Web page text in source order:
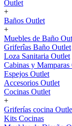
Outlet
+
Baños Outlet
+
Muebles de Baño
Griferîas Baño Outlet
Loza Sanitaria Outlet
Cabinas y Mamparas
Espejos Outlet
Accesorios Outlet
Cocinas Outlet
+
Griferías cocina
Kits Cocinas